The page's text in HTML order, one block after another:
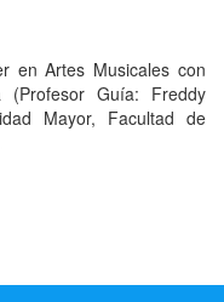
en Artes Musicales con
Guía: Freddy
Mayor, Facultad de